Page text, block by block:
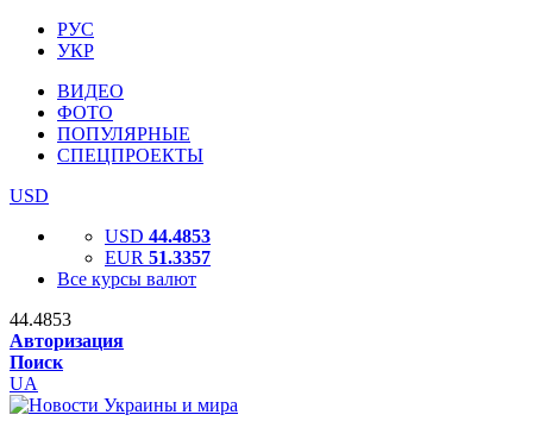
РУС
УКР
ВИДЕО
ФОТО
ПОПУЛЯРНЫЕ
СПЕЦПРОЕКТЫ
USD
USD 44.4853
EUR 51.3357
Все курсы валют
44.4853
Авторизация
Поиск
UA